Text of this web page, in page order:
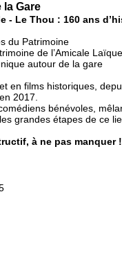
la Gare
- Le Thou : 160 ans
du Patrimoine
de l’Amicale
autour de la gare
en films historiques,
2017.
bénévoles,
grandes étapes de ce
à ne pas manquer !